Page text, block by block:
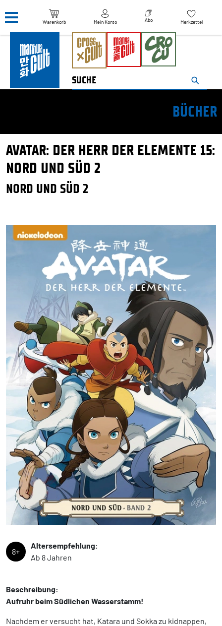
Warenkorb Mein Konto Abo Merkzettel
BÜCHER
AVATAR: DER HERR DER ELEMENTE 15:
NORD UND SÜD 2
NORD UND SÜD 2
8+
Altersempfehlung:
Ab 8 Jahren
Beschreibung:
Aufruhr beim Südlichen Wasserstamm!
Nachdem er versucht hat, Katara und Sokka zu kidnappen,